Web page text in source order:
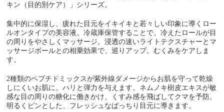
キン（目的別ケア）」シリーズ。
集中的に保湿し、疲れた目元をイキイキと若々しい印象に導くロー
ルオンタイプの美容液。冷蔵庫保管することで、冷えたロールが目
の周りをやさしくマッサージ。浸透の速いライトテクスチャーとマ
ッサージボールとの相乗効果で、巡りアップ。むくみをケアしま
す。
2種類のペプチドミックスが紫外線ダメージからお肌を守って乾燥
しにくいお肌に。ハリと弾力を与えます。ネムノキ樹皮エキスが敏
感な目の周りの糖化に働きかけ、くすみ感を飛ばしてクマを予防。
明るくピンとした、フレッシュなぱっちり目元に導きます。